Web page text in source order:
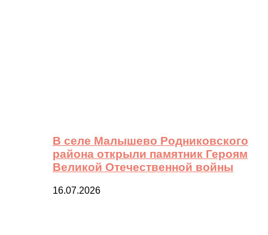
В селе Малышево Родниковского
района открыли памятник Героям
Великой Отечественной войны
16.07.2026